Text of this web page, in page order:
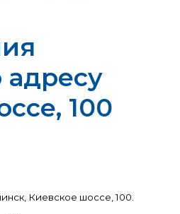
адресу
100
Киевское шоссе, 100.